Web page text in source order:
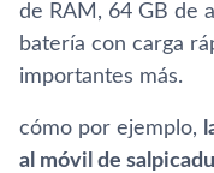
de RAM, 64 GB de
batería con carga
importantes más.
cómo por ejemplo,
al móvil de